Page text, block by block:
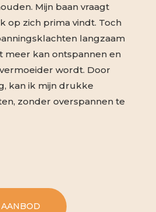
Mijn baan vraagt
op zich prima vindt. Toch
langzaam
meer kan ontspannen en
wordt. Door
kan ik mijn drukke
zonder overspannen te